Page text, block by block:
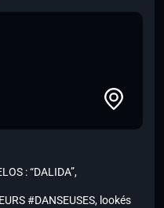
: “DALIDA”,
#DANSEUSES, lookés